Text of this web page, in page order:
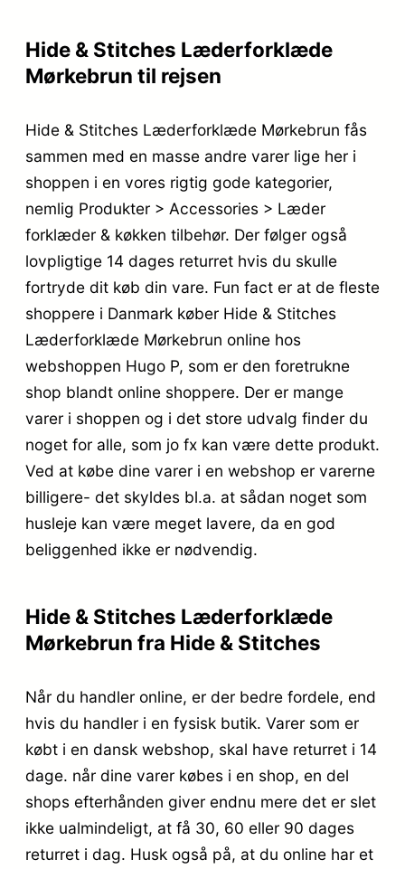
Hide & Stitches Læderforklæde
Mørkebrun til rejsen
Hide & Stitches Læderforklæde Mørkebrun fås
sammen med en masse andre varer lige her i
shoppen i en vores rigtig gode kategorier,
nemlig Produkter > Accessories > Læder
forklæder & køkken tilbehør. Der følger også
lovpligtige 14 dages returret hvis du skulle
fortryde dit køb din vare. Fun fact er at de fleste
shoppere i Danmark køber Hide & Stitches
Læderforklæde Mørkebrun online hos
webshoppen Hugo P, som er den foretrukne
shop blandt online shoppere. Der er mange
varer i shoppen og i det store udvalg finder du
noget for alle, som jo fx kan være dette produkt.
Ved at købe dine varer i en webshop er varerne
billigere- det skyldes bl.a. at sådan noget som
husleje kan være meget lavere, da en god
beliggenhed ikke er nødvendig.
Hide & Stitches Læderforklæde
Mørkebrun fra Hide & Stitches
Når du handler online, er der bedre fordele, end
hvis du handler i en fysisk butik. Varer som er
købt i en dansk webshop, skal have returret i 14
dage. når dine varer købes i en shop, en del
shops efterhånden giver endnu mere det er slet
ikke ualmindeligt, at få 30, 60 eller 90 dages
returret i dag. Husk også på, at du online har et